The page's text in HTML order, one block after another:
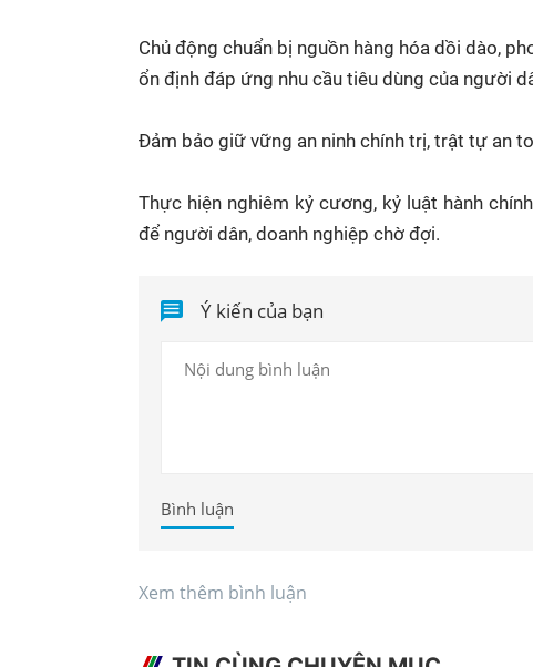
Chủ động chuẩn bị nguồn hàng hóa dồi dào,
ổn định đáp ứng nhu cầu tiêu dùng của người
Đảm bảo giữ vững an ninh chính trị, trật tự an
Thực hiện nghiêm kỷ cương, kỷ luật hành
để người dân, doanh nghiệp chờ đợi.
Ý kiến của bạn
Bình luận
Xem thêm bình luận